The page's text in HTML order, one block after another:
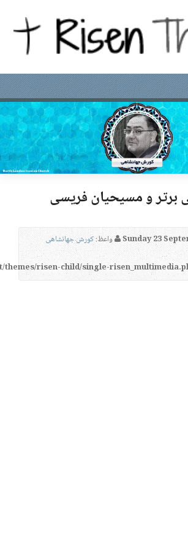
برتر و مسیحیان فریسی
واعظ:کورش جهانشاهی
risen-child/single-